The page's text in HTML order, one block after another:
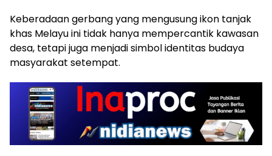
Keberadaan gerbang yang mengusung ikon tanjak
khas Melayu ini tidak hanya mempercantik kawasan
desa, tetapi juga menjadi simbol identitas budaya
masyarakat setempat.